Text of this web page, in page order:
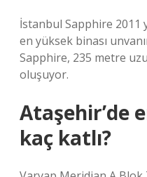
İstanbul Sapphire 2011
en yüksek binası
Sapphire, 235 metre
oluşuyor.
Ataşehir’de
kaç katlı?